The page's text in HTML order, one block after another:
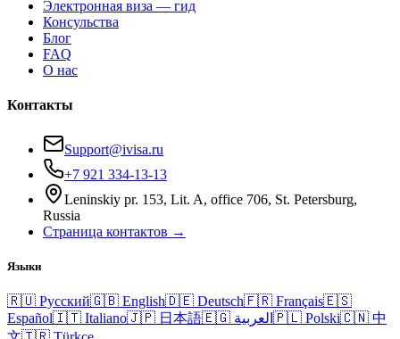
Электронная виза — гид
Консульства
Блог
FAQ
О нас
Контакты
Support@ivisa.ru
+7 921 334-13-13
Leninskiy pr. 153, Lit. A, office 706, St. Petersburg,
Russia
Страница контактов →
Языки
🇷🇺 Русский🇬🇧 English🇩🇪 Deutsch🇫🇷 Français🇪🇸
Español🇮🇹 Italiano🇯🇵 日本語🇪🇬 العربية 🇵🇱 Polski🇨🇳 中